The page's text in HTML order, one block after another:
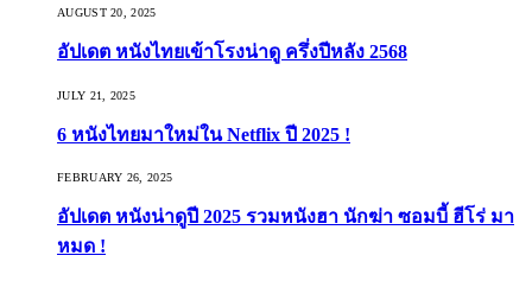
AUGUST 20, 2025
อัปเดต หนังไทยเข้าโรงน่าดู ครึ่งปีหลัง 2568
JULY 21, 2025
6 หนังไทยมาใหม่ใน Netflix ปี 2025 !
FEBRUARY 26, 2025
อัปเดต หนังน่าดูปี 2025 รวมหนังฮา นักฆ่า ซอมบี้ ฮีโร่ มา
หมด !